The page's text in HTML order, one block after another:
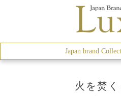
Japan brand
火を焚く